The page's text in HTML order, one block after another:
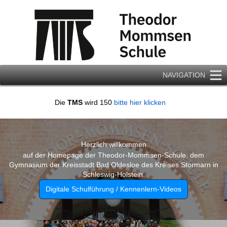
NAVIGATION
Die TMS wird 150 bitte hier klicken
Herzlich willkommen
auf der Homepage der Theodor-Mommsen-Schule, dem
Gymnasium der Kreisstadt Bad Oldesloe des Kreises Stormarn in
Schleswig-Holstein.
Digitale Schulführung / Kennenlern-Videos